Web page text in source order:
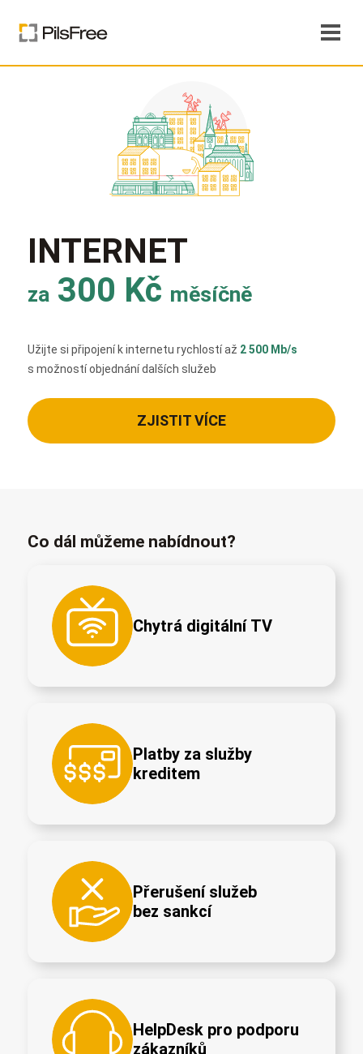
INTERNET
za300 Kč měsíčně
Užijte si připojení k internetu rychlostí až 2 500 Mb/s
s možností objednání dalších služeb
ZJISTIT VÍCE
Co dál můžeme nabídnout?
Chytrá digitální TV
Platby za služby
kreditem
Přerušení služeb
bez sankcí
HelpDesk pro podporu
zákazníků